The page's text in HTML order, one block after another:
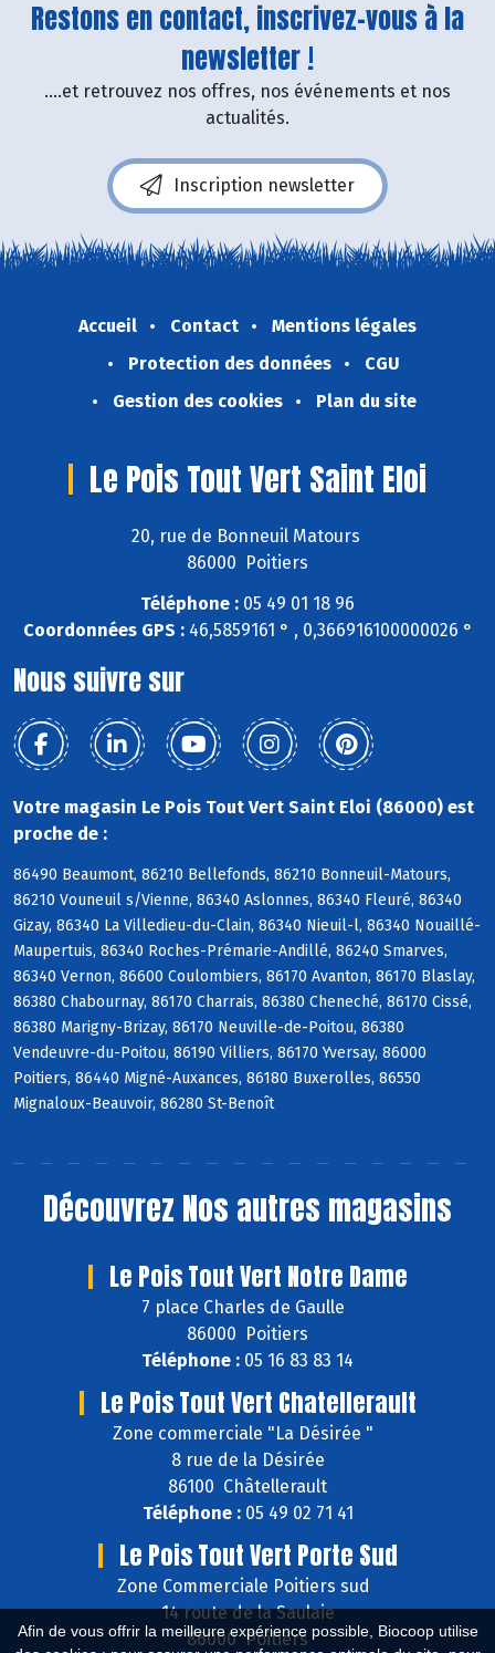
Afin de vous offrir la meilleure expérience possible, Biocoop utilise
Restons en contact, inscrivez-vous à la
newsletter !
....et retrouvez nos offres, nos événements et nos
actualités.
Inscription newsletter
Accueil Contact
Mentions légales
Protection des données
CGU
Gestion des cookies
Plan du site
Le Pois Tout Vert Saint Eloi
20, rue de Bonneuil Matours
86000 Poitiers
Téléphone : 05 49 01 18 96
Coordonnées GPS :46,5859161 ° , 0,366916100000026 °
Nous suivre sur
Votre magasin Le Pois Tout Vert Saint Eloi (86000) est
proche de :
86490 Beaumont, 86210 Bellefonds, 86210 Bonneuil-Matours,
86210 Vouneuil s/Vienne, 86340 Aslonnes, 86340 Fleuré, 86340
Gizay, 86340 La Villedieu-du-Clain, 86340 Nieuil-l, 86340 Nouaillé-
Maupertuis, 86340 Roches-Prémarie-Andillé, 86240 Smarves,
86340 Vernon, 86600 Coulombiers, 86170 Avanton, 86170 Blaslay,
86380 Chabournay, 86170 Charrais, 86380 Cheneché, 86170 Cissé,
86380 Marigny-Brizay, 86170 Neuville-de-Poitou, 86380
Vendeuvre-du-Poitou, 86190 Villiers, 86170 Yversay, 86000
Poitiers, 86440 Migné-Auxances, 86180 Buxerolles, 86550
Mignaloux-Beauvoir, 86280 St-Benoît
Découvrez Nos autres magasins
Le Pois Tout Vert Notre Dame
7 place Charles de Gaulle
86000 Poitiers
Téléphone : 05 16 83 83 14
Le Pois Tout Vert Chatellerault
Zone commerciale "La Désirée "
8 rue de la Désirée
86100 Châtellerault
Téléphone :05 49 02 71 41
Le Pois Tout Vert Porte Sud
Zone Commerciale Poitiers sud
14 route de la Saulaie
86000 Poitiers